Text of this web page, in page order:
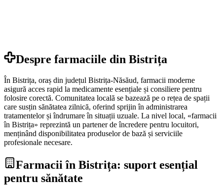
Despre farmaciile din Bistrița
În Bistrița, oraș din județul Bistrița-Năsăud, farmacii moderne
asigură acces rapid la medicamente esențiale și consiliere pentru
folosire corectă. Comunitatea locală se bazează pe o rețea de spații
care susțin sănătatea zilnică, oferind sprijin în administrarea
tratamentelor și îndrumare în situații uzuale. La nivel local, «farmacii
în Bistrița» reprezintă un partener de încredere pentru locuitori,
menținând disponibilitatea produselor de bază și serviciile
profesionale necesare.
Farmacii în Bistrița: suport esențial
pentru sănătate